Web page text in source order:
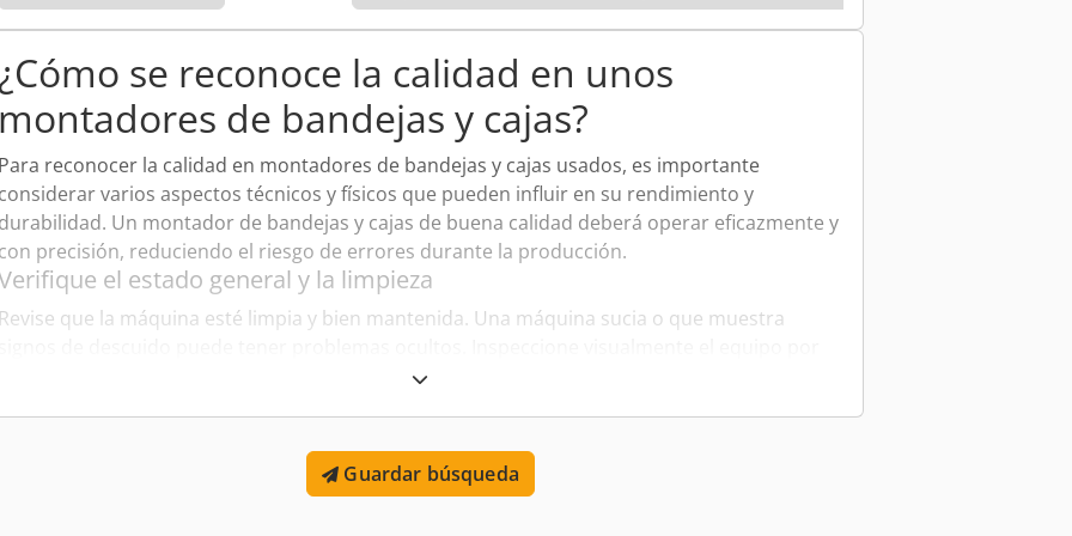
L x A x H 398×354×143 mm Las dos primeras son bandeja + tapa (caja y tapa independientes), y la tercera
¿Cómo se reconoce la calidad en unos
montadores de bandejas y cajas?
Para reconocer la calidad en montadores de bandejas y cajas usados, es importante
considerar varios aspectos técnicos y físicos que pueden influir en su rendimiento y
durabilidad. Un montador de bandejas y cajas de buena calidad deberá operar eficazmente y
con precisión, reduciendo el riesgo de errores durante la producción.
el estado general y la limpieza
Revise que la máquina esté limpia y bien mantenida. Una máquina sucia o que muestra
cualquier señal de daño, como corrosión, grietas o desgaste excesivo en las piezas.
completo puede proporcionarle una mejor idea del desgaste que ha sufrido la máquina y de
cómo se ha cuidado. Además, esto puede indicar si las piezas esenciales han sido
Guardar búsqueda